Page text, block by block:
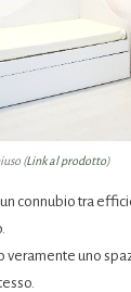
(Link al prodotto)
connubio tra
veramente uno